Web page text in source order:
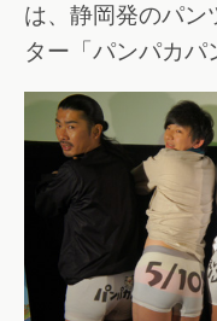
は、静岡発のパン
ター「パンパカパ